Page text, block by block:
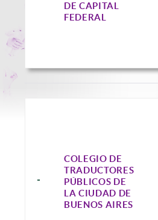
DE CAPITAL
FEDERAL
COLEGIO DE
TRADUCTORES
PÚBLICOS DE
LA CIUDAD DE
BUENOS AIRES